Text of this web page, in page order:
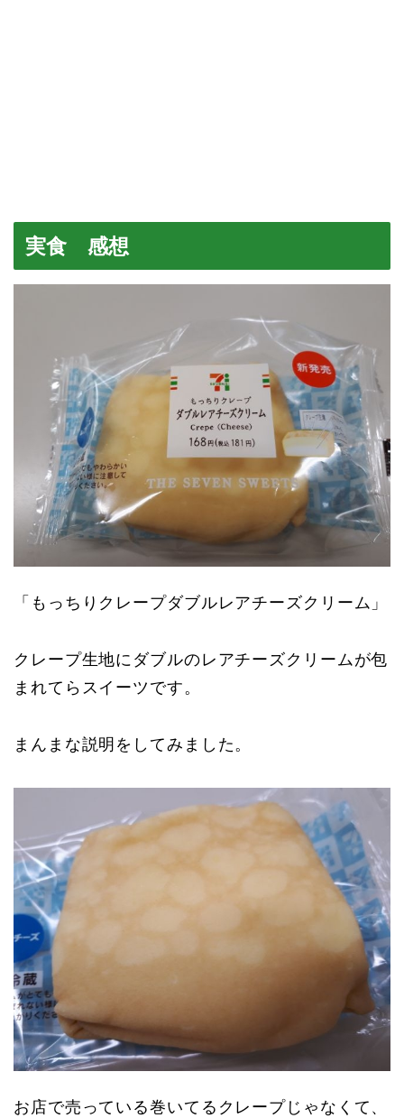
実食 感想
「もっちりクレープダブルレアチーズクリーム」
クレープ生地にダブルのレアチーズクリームが包
まれてらスイーツです。
まんまな説明をしてみました。
お店で売っている巻いてるクレープじゃなくて、